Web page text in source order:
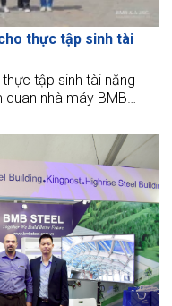
thực tập sinh tài
tập sinh tài năng
nhà máy BMB